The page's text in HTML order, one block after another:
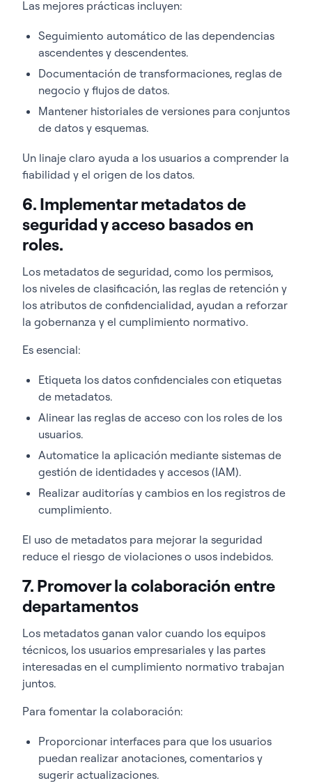
Las mejores prácticas incluyen:
Seguimiento automático de las dependencias
ascendentes y descendentes.
Documentación de transformaciones, reglas de
negocio y flujos de datos.
Mantener historiales de versiones para conjuntos
de datos y esquemas.
Un linaje claro ayuda a los usuarios a comprender la
fiabilidad y el origen de los datos.
6. Implementar metadatos de
seguridad y acceso basados en
roles.
Los metadatos de seguridad, como los permisos,
los niveles de clasificación, las reglas de retención y
los atributos de confidencialidad, ayudan a reforzar
la gobernanza y el cumplimiento normativo.
Es esencial:
Etiqueta los datos confidenciales con etiquetas
de metadatos.
Alinear las reglas de acceso con los roles de los
usuarios.
Automatice la aplicación mediante sistemas de
gestión de identidades y accesos (IAM).
Realizar auditorías y cambios en los registros de
cumplimiento.
El uso de metadatos para mejorar la seguridad
reduce el riesgo de violaciones o usos indebidos.
7. Promover la colaboración entre
departamentos
Los metadatos ganan valor cuando los equipos
técnicos, los usuarios empresariales y las partes
interesadas en el cumplimiento normativo trabajan
juntos.
Para fomentar la colaboración:
Proporcionar interfaces para que los usuarios
puedan realizar anotaciones, comentarios y
sugerir actualizaciones.